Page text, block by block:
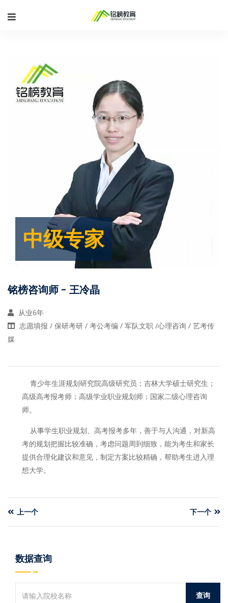
中级专家
铭榜咨询师 - 王冷晶
从业6年
志愿填报 / 保研考研 / 考公考编 / 军队文职 /心理咨询 / 艺考传
媒
青少年生涯规划研究院高级研究员；吉林大学硕士研究生；
高级高考报考师；高级学业职业规划师；国家二级心理咨询
师。
从事学生职业规划、高考报考多年，善于与人沟通，对新高
考的规划把握比较准确，考虑问题周到细致，能为考生和家长
提供合理化建议和意见，制定方案比较精确，帮助考生进入理
想大学。
上一个 下一个
数据查询